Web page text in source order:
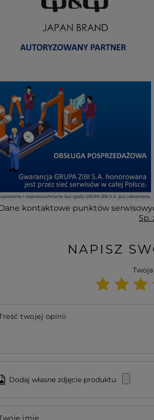
Dane kontaktowe punktów
Sp.
NAPISZ
twojej opinii
Dodaj własne zdjęcie produktu:
imię